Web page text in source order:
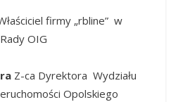
firmy „rbline” w
OIG
Z-ca Dyrektora Wydziału
Opolskiego